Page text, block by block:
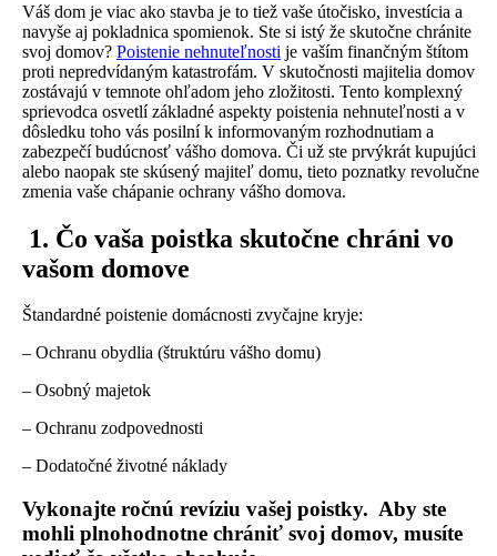
Váš dom je viac ako stavba je to tiež vaše útočisko, investícia a
navyše aj pokladnica spomienok. Ste si istý že skutočne chránite
svoj domov? Poistenie nehnuteľnosti je vaším finančným štítom
proti nepredvídaným katastrofám. V skutočnosti majitelia domov
zostávajú v temnote ohľadom jeho zložitosti. Tento komplexný
sprievodca osvetlí základné aspekty poistenia nehnuteľnosti a v
dôsledku toho vás posilní k informovaným rozhodnutiam a
zabezpečí budúcnosť vášho domova. Či už ste prvýkrát kupujúci
alebo naopak ste skúsený majiteľ domu, tieto poznatky revolučne
zmenia vaše chápanie ochrany vášho domova.
1. Čo vaša poistka skutočne chráni vo
vašom domove
Štandardné poistenie domácnosti zvyčajne kryje:
– Ochranu obydlia (štruktúru vášho domu)
– Osobný majetok
– Ochranu zodpovednosti
– Dodatočné životné náklady
Vykonajte ročnú revíziu vašej poistky. Aby ste
mohli plnohodnotne chrániť svoj domov, musíte